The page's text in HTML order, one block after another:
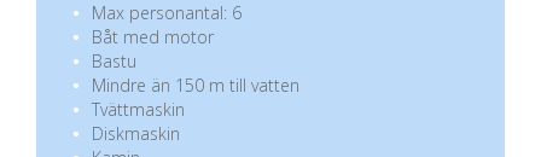
Max personantal: 6
Båt med motor
Bastu
Mindre än 150 m till vatten
Tvättmaskin
Diskmaskin